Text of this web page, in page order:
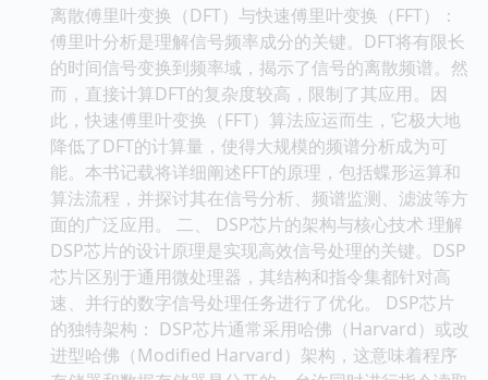
离散傅里叶变换（DFT）与快速傅里叶变换（FFT）：
傅里叶分析是理解信号频率成分的关键。DFT将有限长
的时间信号变换到频率域，揭示了信号的离散频谱。然
而，直接计算DFT的复杂度较高，限制了其应用。因
此，快速傅里叶变换（FFT）算法应运而生，它极大地
降低了DFT的计算量，使得大规模的频谱分析成为可
能。本书记载将详细阐述FFT的原理，包括蝶形运算和
算法流程，并探讨其在信号分析、频谱监测、滤波等方
面的广泛应用。 二、 DSP芯片的架构与核心技术 理解
DSP芯片的设计原理是实现高效信号处理的关键。DSP
芯片区别于通用微处理器，其结构和指令集都针对高
速、并行的数字信号处理任务进行了优化。 DSP芯片
的独特架构： DSP芯片通常采用哈佛（Harvard）或改
进型哈佛（Modified Harvard）架构，这意味着程序